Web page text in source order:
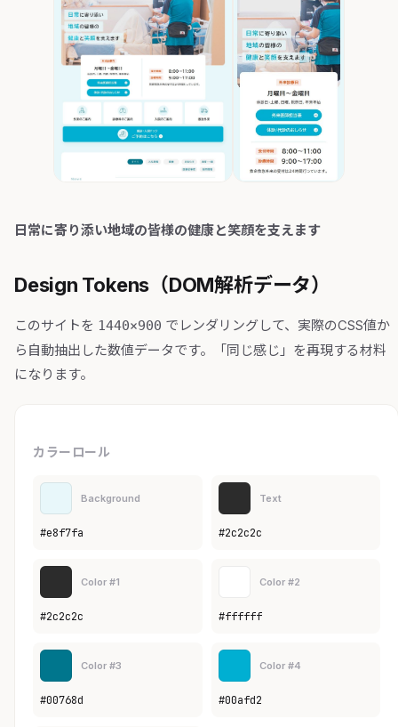
日常に寄り添い地域の皆様の健康と笑顔を支えます
Design Tokens（DOM解析データ）
このサイトを 1440×900 でレンダリングして、実際のCSS値か
ら自動抽出した数値データです。「同じ感じ」を再現する材料
になります。
カラーロール
Background
#e8f7fa
Text
#2c2c2c
Color #1
#2c2c2c
Color #2
#ffffff
Color #3
#00768d
Color #4
#00afd2